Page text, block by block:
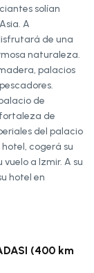
solían
A
de una
naturaleza.
palacios
de
de
del palacio
cogerá su
a Izmir. A su
hotel en
(400 km